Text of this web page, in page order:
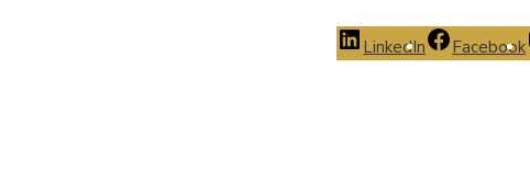
LinkedIn Facebook